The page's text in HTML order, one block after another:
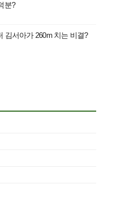
분?
김서아가 260m 치는 비결?